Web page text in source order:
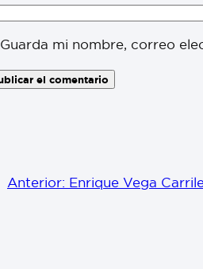
Guarda mi nombre, correo
Anterior: Enrique Vega